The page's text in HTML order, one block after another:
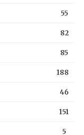
55
82
85
188
46
151
5